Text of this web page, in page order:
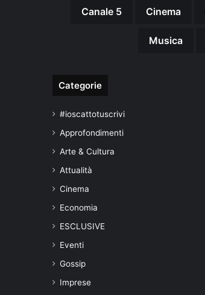
Canale 5 Cinema
Musica
Categorie
#ioscattotuscrivi
Approfondimenti
Arte & Cultura
Attualità
Cinema
Economia
ESCLUSIVE
Eventi
Gossip
Imprese